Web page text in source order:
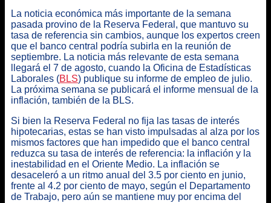
La noticia económica más importante de la semana
pasada provino de la Reserva Federal, que mantuvo su
tasa de referencia sin cambios, aunque los expertos creen
que el banco central podría subirla en la reunión de
septiembre. La noticia más relevante de esta semana
llegará el 7 de agosto, cuando la Oficina de Estadísticas
Laborales (BLS) publique su informe de empleo de julio.
La próxima semana se publicará el informe mensual de la
inflación, también de la BLS.
Si bien la Reserva Federal no fija las tasas de interés
hipotecarias, estas se han visto impulsadas al alza por los
mismos factores que han impedido que el banco central
reduzca su tasa de interés de referencia: la inflación y la
inestabilidad en el Oriente Medio. La inflación se
desaceleró a un ritmo anual del 3.5 por ciento en junio,
frente al 4.2 por ciento de mayo, según el Departamento
de Trabajo, pero aún se mantiene muy por encima del